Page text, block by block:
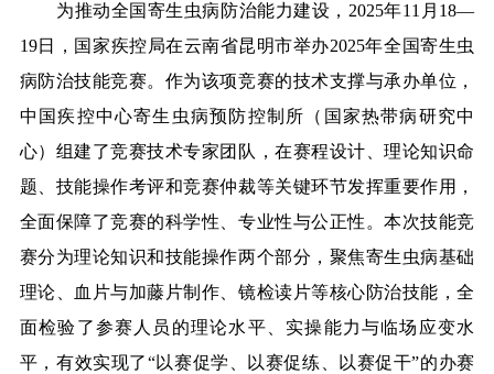
为推动全国寄生虫病防治能力建设，2025年11月18—
19日，国家疾控局在云南省昆明市举办2025年全国寄生虫
病防治技能竞赛。作为该项竞赛的技术支撑与承办单位，
中国疾控中心寄生虫病预防控制所（国家热带病研究中
心）组建了竞赛技术专家团队，在赛程设计、理论知识命
题、技能操作考评和竞赛仲裁等关键环节发挥重要作用，
全面保障了竞赛的科学性、专业性与公正性。本次技能竞
赛分为理论知识和技能操作两个部分，聚焦寄生虫病基础
理论、血片与加藤片制作、镜检读片等核心防治技能，全
面检验了参赛人员的理论水平、实操能力与临场应变水
平，有效实现了“以赛促学、以赛促练、以赛促干”的办赛